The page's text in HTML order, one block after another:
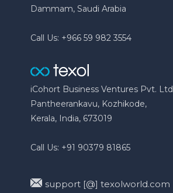
Dammam, Saudi Arabia
Call Us: +966 59 982 3554
iCohort Business Ventures Pvt. Ltd
Pantheerankavu, Kozhikode,
Kerala, India, 673019
Call Us: +91 90379 81865
support [@] texolworld.com